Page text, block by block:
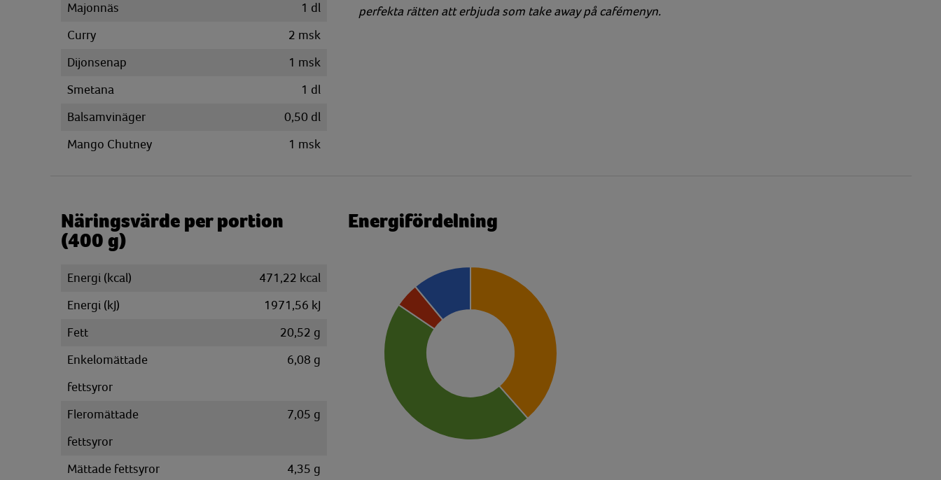
Majonnäs
1 dl
Curry
2 msk
Dijonsenap
1 msk
Smetana
1 dl
Balsamvinäger
0,50 dl
Mango Chutney
1 msk
perfekta rätten att erbjuda som take away på cafémenyn.
Näringsvärde per portion
(400 g)
Energi (kcal)
471,22 kcal
Energi (kJ)
1971,56 kJ
Fett
20,52 g
Enkelomättade
fettsyror
6,08 g
Fleromättade
fettsyror
7,05 g
Mättade fettsyror
4,35 g
Energifördelning